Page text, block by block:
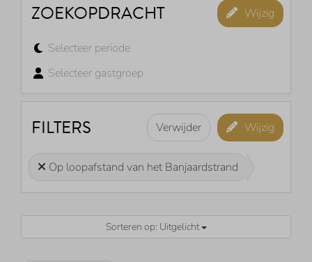
ZOEKOPDRACHT Wijzig
Selecteer periode
Selecteer gastgroep
FILTERS Verwijder Wijzig
Op loopafstand van het Banjaardstrand
Sorteren op: Uitgelicht